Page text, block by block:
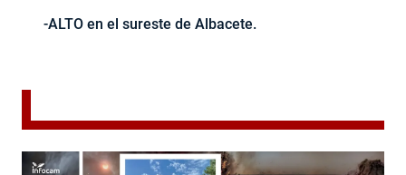
-ALTO en el sureste de Albacete.